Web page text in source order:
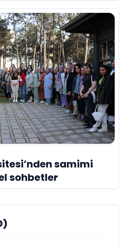
samimi
sohbetler